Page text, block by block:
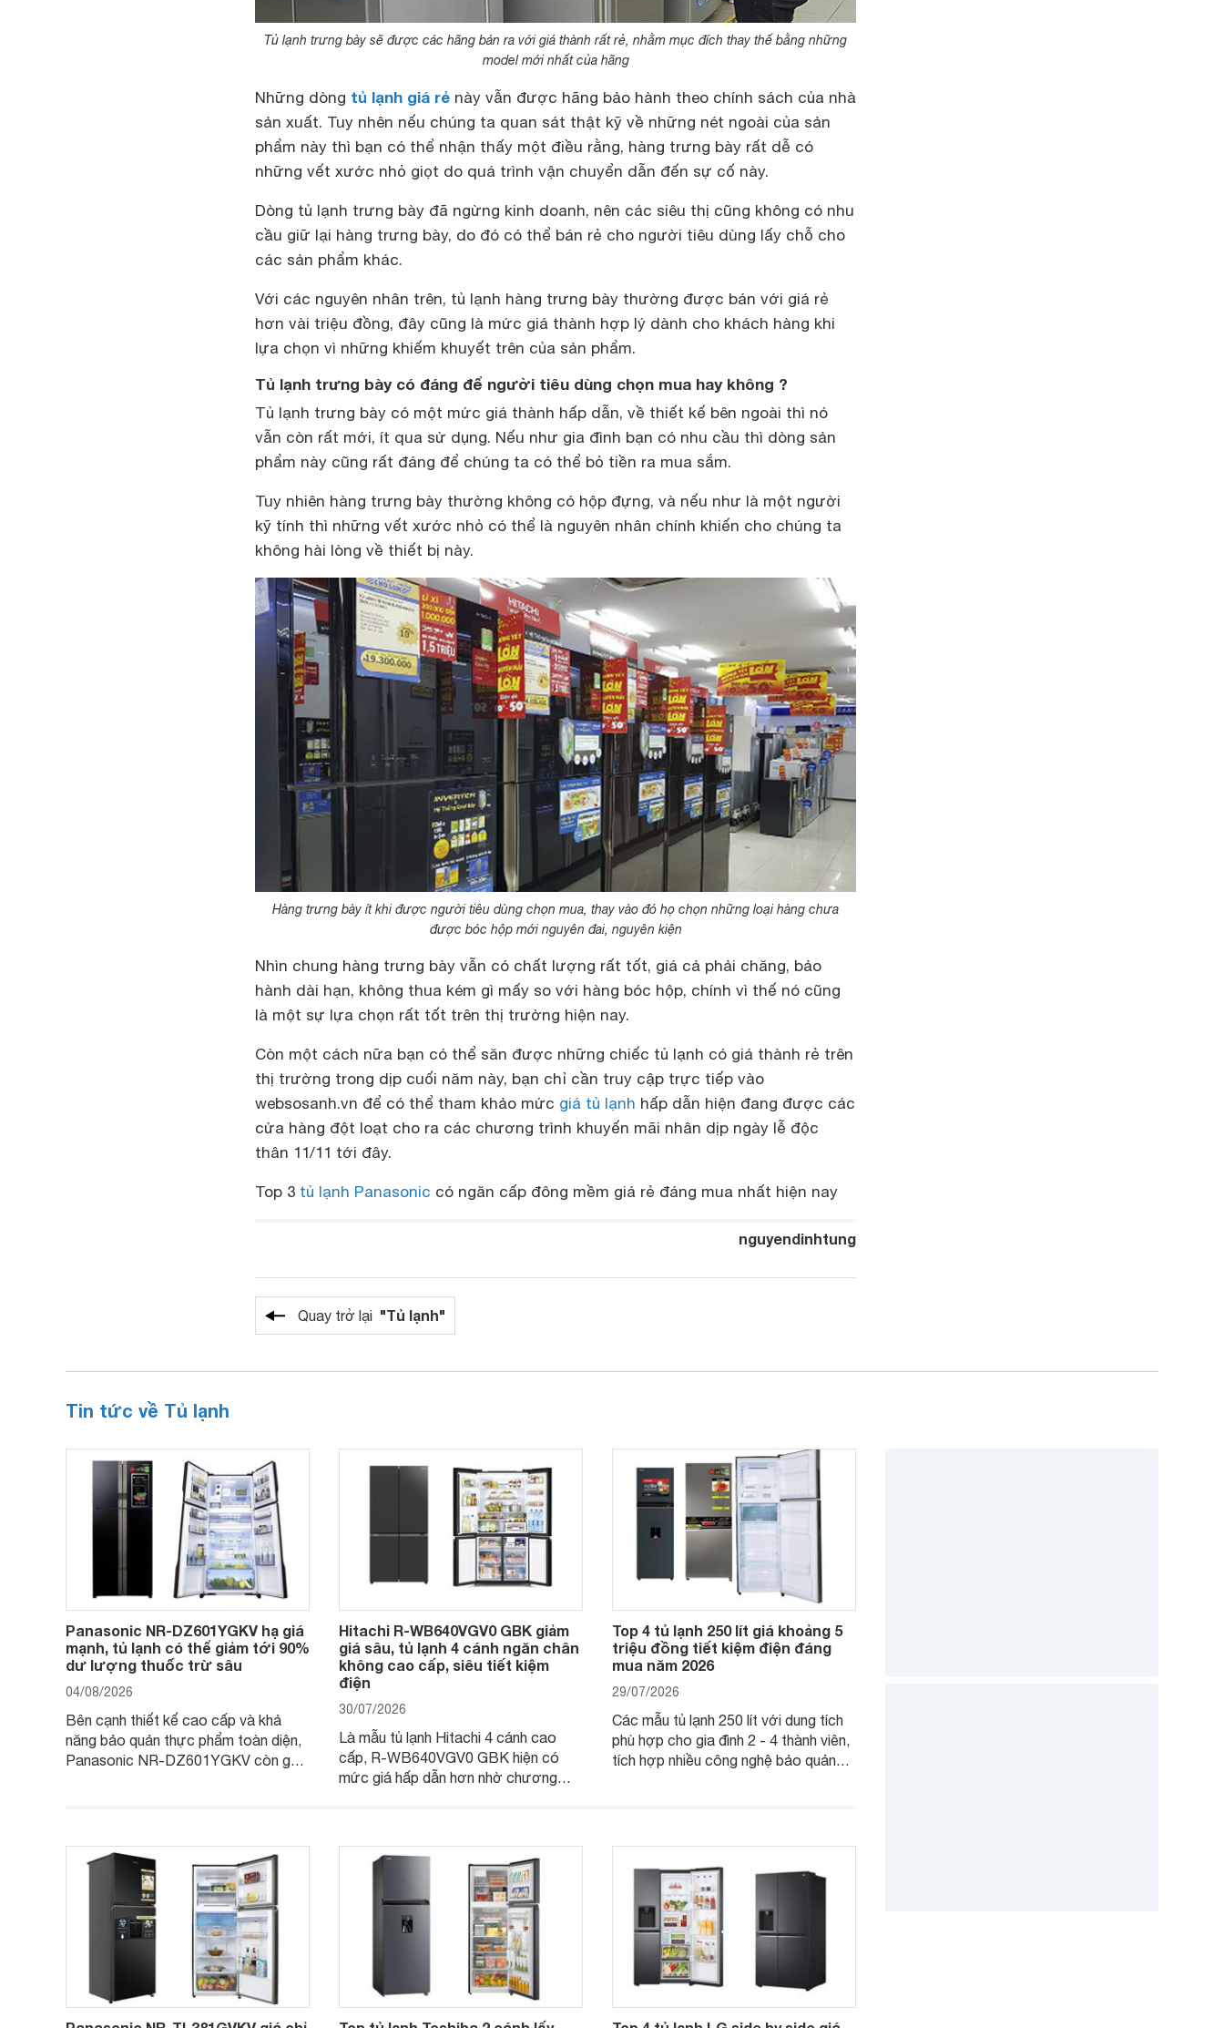
Tủ lạnh trưng bày sẽ được các hãng bán ra với giá thành rất rẻ, nhằm mục đích thay thế bằng những
model mới nhất của hãng
Những dòng tủ lạnh giá rẻ này vẫn được hãng bảo hành theo chính sách của nhà
sản xuất. Tuy nhên nếu chúng ta quan sát thật kỹ về những nét ngoài của sản
phẩm này thì bạn có thể nhận thấy một điều rằng, hàng trưng bày rất dễ có
những vết xước nhỏ giọt do quá trình vận chuyển dẫn đến sự cố này.
Dòng tủ lạnh trưng bày đã ngừng kinh doanh, nên các siêu thị cũng không có nhu
cầu giữ lại hàng trưng bày, do đó có thể bán rẻ cho người tiêu dùng lấy chỗ cho
các sản phẩm khác.
Với các nguyên nhân trên, tủ lạnh hàng trưng bày thường được bán với giá rẻ
hơn vài triệu đồng, đây cũng là mức giá thành hợp lý dành cho khách hàng khi
lựa chọn vì những khiếm khuyết trên của sản phẩm.
Tủ lạnh trưng bày có đáng để người tiêu dùng chọn mua hay không ?
Tủ lạnh trưng bày có một mức giá thành hấp dẫn, về thiết kế bên ngoài thì nó
vẫn còn rất mới, ít qua sử dụng. Nếu như gia đình bạn có nhu cầu thì dòng sản
phẩm này cũng rất đáng để chúng ta có thể bỏ tiền ra mua sắm.
Tuy nhiên hàng trưng bày thường không có hộp đựng, và nếu như là một người
kỹ tính thì những vết xước nhỏ có thể là nguyên nhân chính khiến cho chúng ta
không hài lòng về thiết bị này.
Hàng trưng bày ít khi được người tiêu dùng chọn mua, thay vào đó họ chọn những loại hàng chưa
được bóc hộp mới nguyên đai, nguyên kiện
Nhìn chung hàng trưng bày vẫn có chất lượng rất tốt, giá cả phải chăng, bảo
hành dài hạn, không thua kém gì mấy so với hàng bóc hộp, chính vì thế nó cũng
là một sự lựa chọn rất tốt trên thị trường hiện nay.
Còn một cách nữa bạn có thể săn được những chiếc tủ lạnh có giá thành rẻ trên
thị trường trong dịp cuối năm này, bạn chỉ cần truy cập trực tiếp vào
websosanh.vn để có thể tham khảo mức giá tủ lạnh hấp dẫn hiện đang được các
cửa hàng đột loạt cho ra các chương trình khuyến mãi nhân dịp ngày lễ độc
thân 11/11 tới đây.
Top 3 tủ lạnh Panasonic có ngăn cấp đông mềm giá rẻ đáng mua nhất hiện nay
nguyendinhtung
Quay trở lại "Tủ lạnh"
Tin tức về Tủ lạnh
Panasonic NR-DZ601YGKV hạ giá
mạnh, tủ lạnh có thể giảm tới 90%
dư lượng thuốc trừ sâu
04/08/2026
Bên cạnh thiết kế cao cấp và khả
năng bảo quản thực phẩm toàn diện,
Panasonic NR-DZ601YGKV còn gây
Hitachi R-WB640VGV0 GBK giảm
giá sâu, tủ lạnh 4 cánh ngăn chân
không cao cấp, siêu tiết kiệm
điện
30/07/2026
Là mẫu tủ lạnh Hitachi 4 cánh cao
cấp, R-WB640VGV0 GBK hiện có
mức giá hấp dẫn hơn nhờ chương
nhiều công nghệ.
Top 4 tủ lạnh 250 lít giá khoảng 5
triệu đồng tiết kiệm điện đáng
mua năm 2026
29/07/2026
Các mẫu tủ lạnh 250 lít với dung tích
phù hợp cho gia đình 2 - 4 thành viên,
tích hợp nhiều công nghệ bảo quản